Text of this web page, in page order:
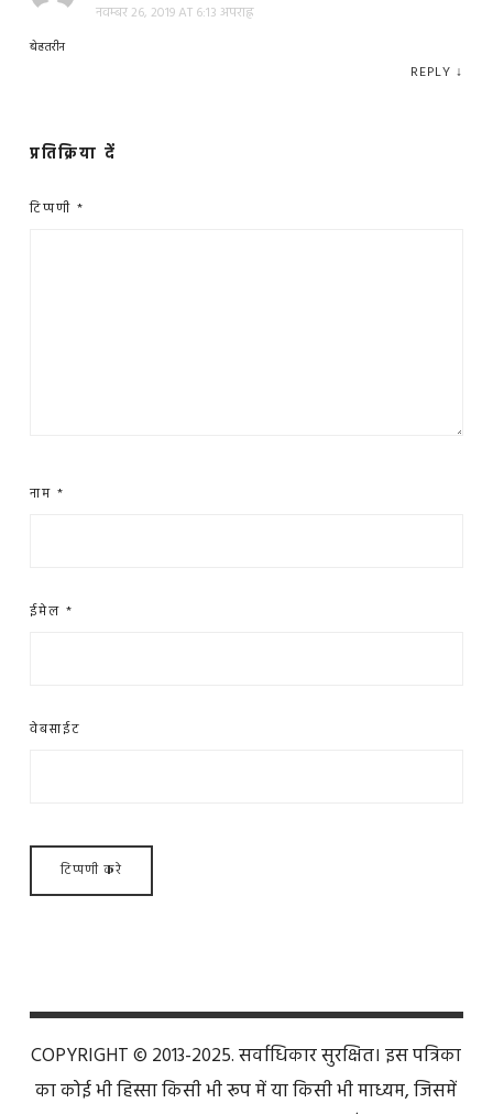
नवम्बर 26, 2019 AT 6:13 अपराह्न
बेहतरीन
REPLY ↓
प्रतिक्रिया दें
टिप्पणी *
नाम *
ईमेल *
वेबसाईट
COPYRIGHT © 2013-2025. सर्वाधिकार सुरक्षित। इस पत्रिका
का कोई भी हिस्सा किसी भी रूप में या किसी भी माध्यम, जिसमें